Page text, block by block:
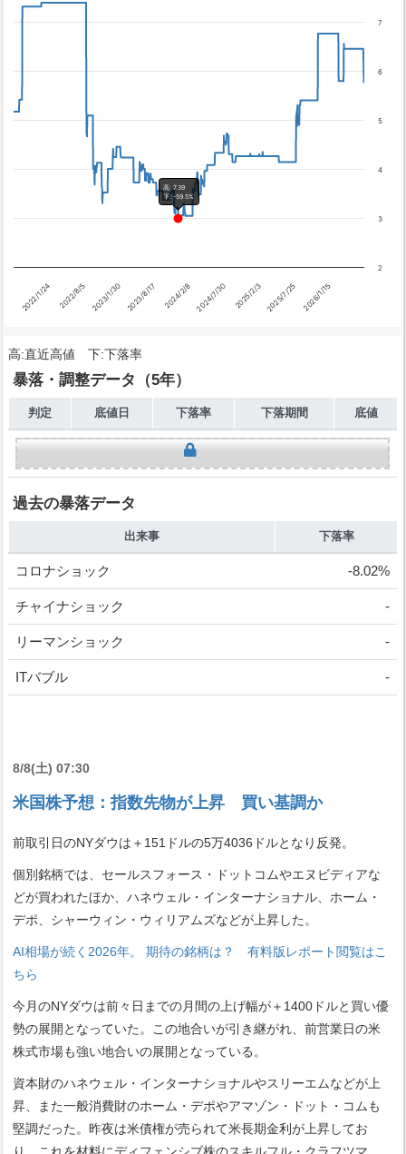
高: 7.39
下: -59.5%
2022/1/24 2022/8/5 2023/1/30 2023/8/17 2024/2/8 2024/7/30 2025/2/3 2025/7/25 2026/1/15
2
3
4
5
6
7
高:直近高値 下:下落率
暴落・調整データ（5年）
判定 底値日 下落率 下落期間 底値
過去の暴落データ
出来事 下落率
コロナショック -8.02%
チャイナショック -
リーマンショック -
ITバブル -
8/8(土) 07:30
米国株予想：指数先物が上昇 買い基調か
前取引日のNYダウは＋151ドルの5万4036ドルとなり反発。
個別銘柄では、セールスフォース・ドットコムやエヌビディアな
どが買われたほか、ハネウェル・インターナショナル、ホーム・
デポ、シャーウィン・ウィリアムズなどが上昇した。
AI相場が続く2026年。 期待の銘柄は？ 有料版レポート閲覧はこ
ちら
今月のNYダウは前々日までの月間の上げ幅が＋1400ドルと買い優
勢の展開となっていた。この地合いが引き継がれ、前営業日の米
株式市場も強い地合いの展開となっている。
資本財のハネウェル・インターナショナルやスリーエムなどが上
昇、また一般消費財のホーム・デポやアマゾン・ドット・コムも
堅調だった。昨夜は米債権が売られて米長期金利が上昇してお